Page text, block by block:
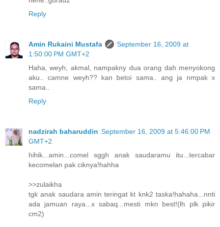
Reply
Amin Rukaini Mustafa
September 16, 2009 at
1:50:00 PM GMT+2
Haha, weyh, akmal, nampakny dua orang dah menyokong
aku.. camne weyh?? kan betoi sama.. ang ja nmpak x
sama..
Reply
nadzirah baharuddin September 16, 2009 at 5:46:00 PM
GMT+2
hihik...amin...comel sggh anak saudaramu itu...tercabar
kecomelan pak ciknya!hahha
>>zulaikha
tgk anak saudara amin teringat kt knk2 taska!hahaha...nnti
ada jamuan raya...x sabaq...mesti mkn best!(lh plk pikir
cm2)